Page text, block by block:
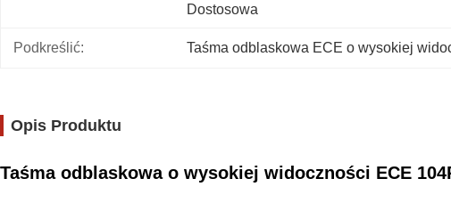
Dostosowa
Podkreślić: Taśma odblaskowa ECE o wysokiej
Opis Produktu
Taśma odblaskowa o wysokiej widoczności ECE